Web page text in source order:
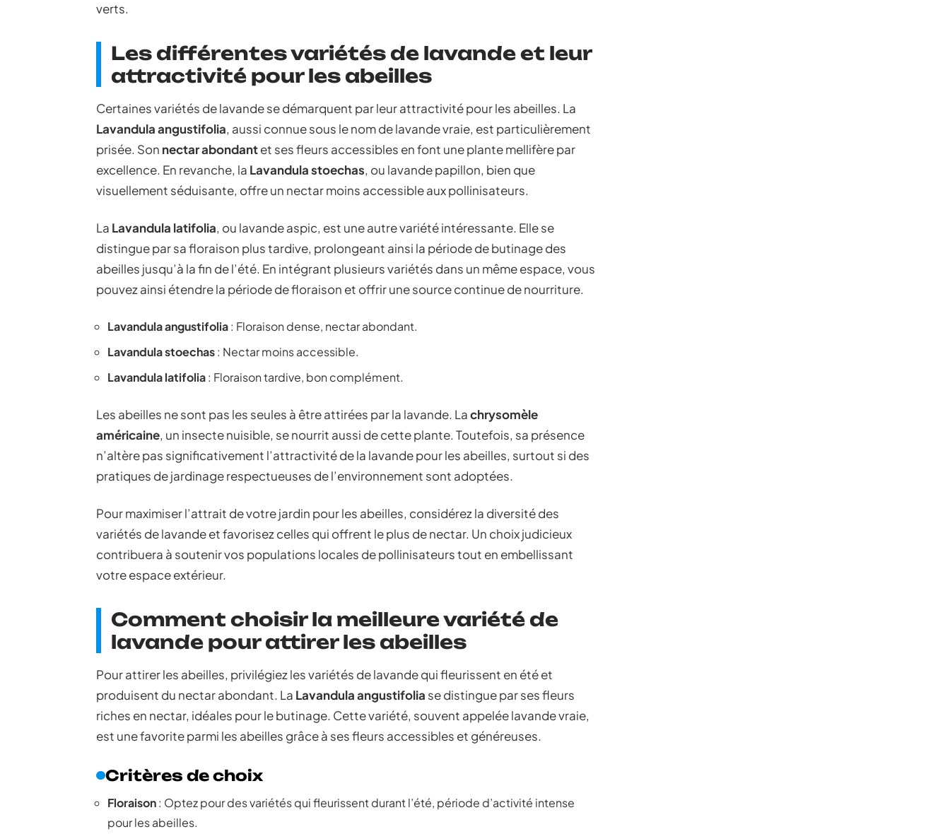
verts.
Les différentes variétés de lavande et leur
attractivité pour les abeilles
Certaines variétés de lavande se démarquent par leur attractivité pour les abeilles. La
Lavandula angustifolia, aussi connue sous le nom de lavande vraie, est particulièrement
prisée. Son nectar abondantet ses fleurs accessibles en font une plante mellifère par
excellence. En revanche, la Lavandula stoechas, ou lavande papillon, bien que
visuellement séduisante, offre un nectar moins accessible aux pollinisateurs.
La Lavandula latifolia, ou lavande aspic, est une autre variété intéressante. Elle se
distingue par sa floraison plus tardive, prolongeant ainsi la période de butinage des
abeilles jusqu’à la fin de l’été. En intégrant plusieurs variétés dans un même espace, vous
pouvez ainsi étendre la période de floraison et offrir une source continue de nourriture.
Lavandula angustifolia: Floraison dense, nectar abondant.
Lavandula stoechas: Nectar moins accessible.
Lavandula latifolia: Floraison tardive, bon complément.
Les abeilles ne sont pas les seules à être attirées par la lavande. Lachrysomèle
américaine, un insecte nuisible, se nourrit aussi de cette plante. Toutefois, sa présence
n’altère pas significativement l’attractivité de la lavande pour les abeilles, surtout si des
pratiques de jardinage respectueuses de l’environnement sont adoptées.
Pour maximiser l’attrait de votre jardin pour les abeilles, considérez la diversité des
variétés de lavande et favorisez celles qui offrent le plus de nectar. Un choix judicieux
contribuera à soutenir vos populations locales de pollinisateurs tout en embellissant
votre espace extérieur.
Comment choisir la meilleure variété de
lavande pour attirer les abeilles
Pour attirer les abeilles, privilégiez les variétés de lavande qui fleurissent en été et
produisent du nectar abondant. La Lavandula angustifolia se distingue par ses fleurs
riches en nectar, idéales pour le butinage. Cette variété, souvent appelée lavande vraie,
est une favorite parmi les abeilles grâce à ses fleurs accessibles et généreuses.
Critères de choix
Floraison: Optez pour des variétés qui fleurissent durant l’été, période d’activité intense
pour les abeilles.